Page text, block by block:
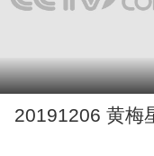
20191206 黄梅